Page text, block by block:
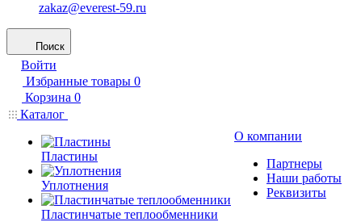
zakaz@everest-59.ru
Поиск
Войти
Избранные товары 0
Корзина 0
Каталог
Пластины
Уплотнения
Пластинчатые теплообменники
О компании
Партнеры
Наши работы
Реквизиты